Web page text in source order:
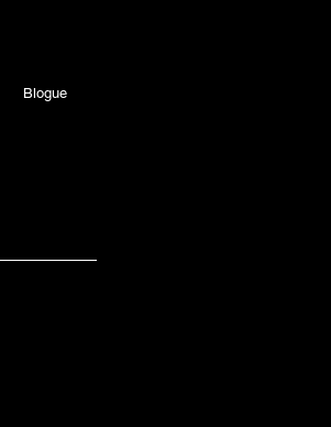
Blogue